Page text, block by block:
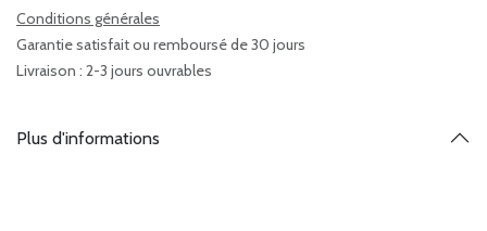
Conditions générales
Garantie satisfait ou remboursé de 30 jours
Livraison : 2-3 jours ouvrables
Plus d'informations